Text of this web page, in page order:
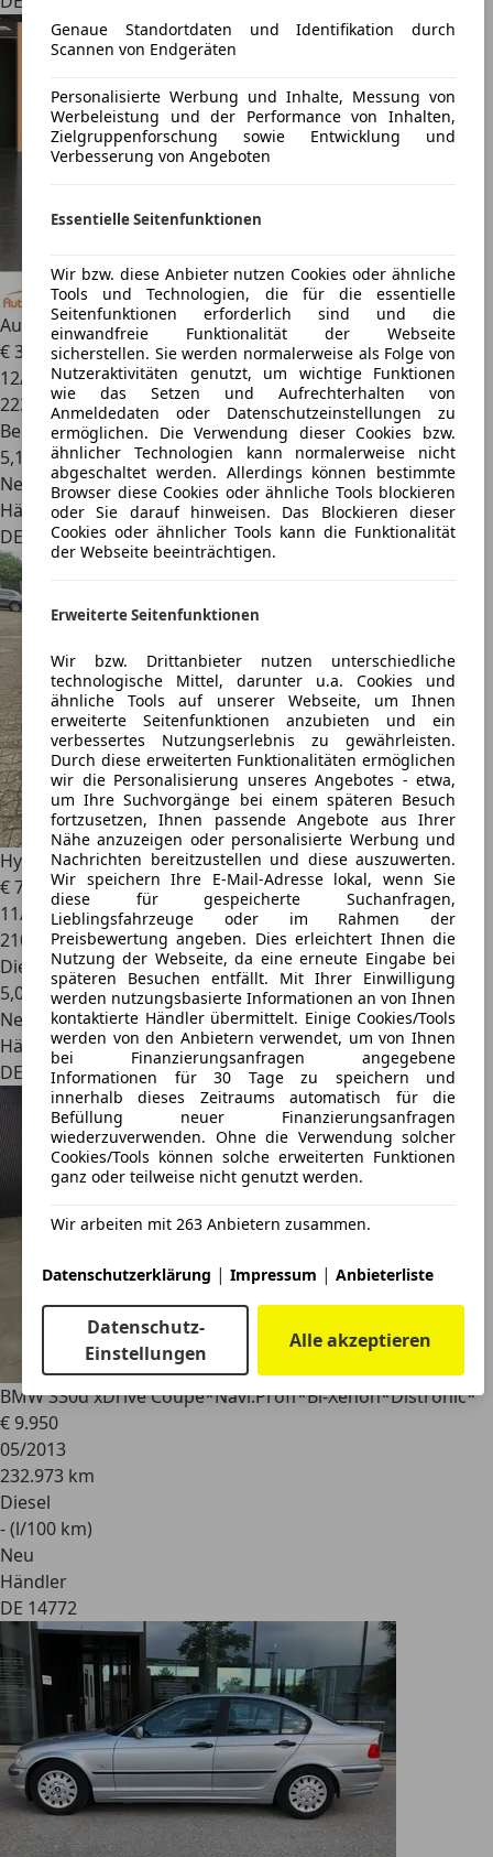
Genaue Standortdaten und Identifikation durch
Scannen von Endgeräten
Personalisierte Werbung und Inhalte, Messung von
Werbeleistung und der Performance von Inhalten,
Zielgruppenforschung sowie Entwicklung und
Verbesserung von Angeboten
Essentielle Seitenfunktionen
Wir bzw. diese Anbieter nutzen Cookies oder ähnliche
Tools und Technologien, die für die essentielle
Seitenfunktionen erforderlich sind und die
einwandfreie Funktionalität der Webseite
sicherstellen. Sie werden normalerweise als Folge von
Nutzeraktivitäten genutzt, um wichtige Funktionen
wie das Setzen und Aufrechterhalten von
Anmeldedaten oder Datenschutzeinstellungen zu
ermöglichen. Die Verwendung dieser Cookies bzw.
ähnlicher Technologien kann normalerweise nicht
abgeschaltet werden. Allerdings können bestimmte
Browser diese Cookies oder ähnliche Tools blockieren
oder Sie darauf hinweisen. Das Blockieren dieser
Cookies oder ähnlicher Tools kann die Funktionalität
der Webseite beeinträchtigen.
Erweiterte Seitenfunktionen
Wir bzw. Drittanbieter nutzen unterschiedliche
technologische Mittel, darunter u.a. Cookies und
ähnliche Tools auf unserer Webseite, um Ihnen
erweiterte Seitenfunktionen anzubieten und ein
verbessertes Nutzungserlebnis zu gewährleisten.
Durch diese erweiterten Funktionalitäten ermöglichen
wir die Personalisierung unseres Angebotes - etwa,
um Ihre Suchvorgänge bei einem späteren Besuch
fortzusetzen, Ihnen passende Angebote aus Ihrer
Nähe anzuzeigen oder personalisierte Werbung und
Nachrichten bereitzustellen und diese auszuwerten.
Wir speichern Ihre E-Mail-Adresse lokal, wenn Sie
diese für gespeicherte Suchanfragen,
Lieblingsfahrzeuge oder im Rahmen der
Preisbewertung angeben. Dies erleichtert Ihnen die
Nutzung der Webseite, da eine erneute Eingabe bei
späteren Besuchen entfällt. Mit Ihrer Einwilligung
werden nutzungsbasierte Informationen an von Ihnen
kontaktierte Händler übermittelt. Einige Cookies/Tools
werden von den Anbietern verwendet, um von Ihnen
bei Finanzierungsanfragen angegebene
Informationen für 30 Tage zu speichern und
innerhalb dieses Zeitraums automatisch für die
Befüllung neuer Finanzierungsanfragen
wiederzuverwenden. Ohne die Verwendung solcher
Cookies/Tools können solche erweiterten Funktionen
ganz oder teilweise nicht genutzt werden.
Wir arbeiten mit 263 Anbietern zusammen.
Datenschutzerklärung | Impressum | Anbieterliste
Datenschutz-
Einstellungen
Alle akzeptieren
Audi A11.2 attraction*Klima*
€ 3.980
12/2012
223.000 km
Benzin
5,1 l/100 km (komb.)
Neu
Händler
DE 01328
Hyundai TUCSON Trend 2WD motorschaden
€ 7.6001
11/2019
210.000 km
Diesel
5,0 l/100 km (komb.)
Neu
Händler
DE 88281
BMW 330d xDrive Coupe*Navi.Proff*Bi-Xenon*Distronic*
€ 9.950
05/2013
232.973 km
Diesel
- (l/100 km)
Neu
Händler
DE 14772